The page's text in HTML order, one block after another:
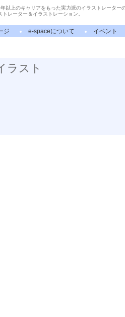
以上のキャリアをもった実力派のイラストレーター
トレーター＆イラストレーション。
ジ e-spaceについて イベント
ラスト